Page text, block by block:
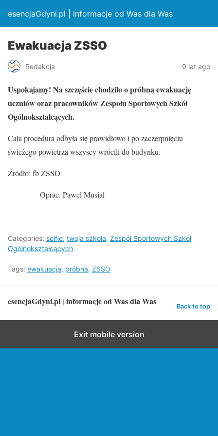
esencjaGdyni.pl | informacje od Was dla Was
Ewakuacja ZSSO
Redakcja 9 lat ago
Uspokajamy! Na szczęście chodziło o próbną ewakuację
uczniów oraz pracowników Zespołu Sportowych Szkół
Ogólnokształcących.
Cała procedura odbyła się prawidłowo i po zaczerpnięciu
świeżego powietrza wszyscy wrócili do budynku.
Źródło: fb ZSSO
Oprac. Paweł Musiał
Categories: selfie, twoja szkola, Zespół Sportowych Szkół
Ogólnokształcących
Tags: ewakuacja, próbna, ZSSO
esencjaGdyni.pl | informacje od Was dla Was Back to top
Exit mobile version